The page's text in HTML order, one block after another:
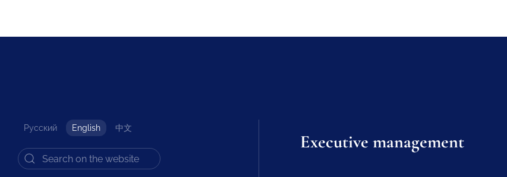
Русский English 中文
Executive management